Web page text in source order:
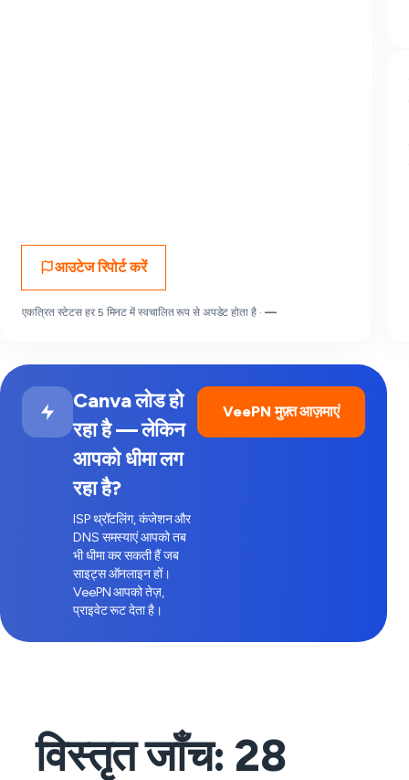
आउटेज रिपोर्ट करें
एकत्रित स्टेटस हर 5 मिनट में स्वचालित रूप से अपडेट होता है · —
Canva लोड हो
रहा है — लेकिन
आपको धीमा लग
रहा है?
ISP थ्रॉटलिंग, कंजेशन और
DNS समस्याएं आपको तब
भी धीमा कर सकती हैं जब
साइट्स ऑनलाइन हों।
VeePN आपको तेज़,
प्राइवेट रूट देता है।
VeePN मुफ़्त आज़माएं
विस्तृत जाँच:28